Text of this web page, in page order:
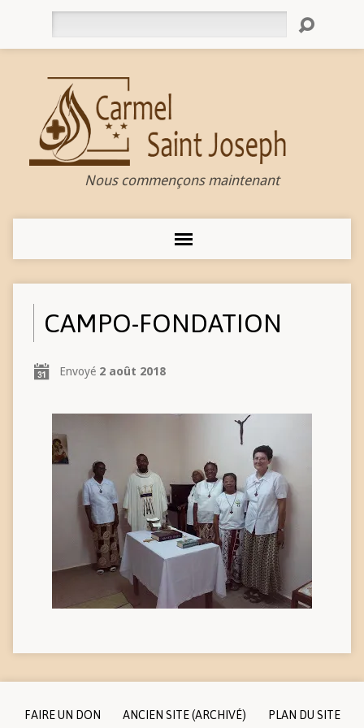
Nous commençons maintenant
CAMPO-FONDATION
Envoyé 2 août 2018
FAIRE UN DON ANCIEN SITE (ARCHIVÉ)
PLAN DU SITE